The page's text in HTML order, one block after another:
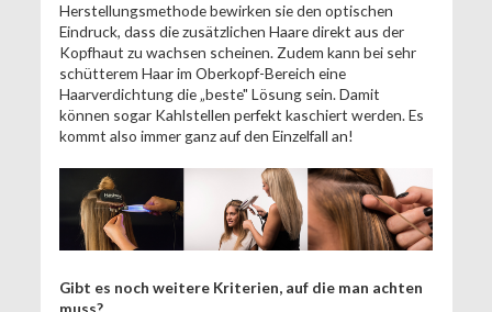
Herstellungsmethode bewirken sie den optischen
Eindruck, dass die zusätzlichen Haare direkt aus der
Kopfhaut zu wachsen scheinen. Zudem kann bei sehr
schütterem Haar im Oberkopf-Bereich eine
Haarverdichtung die „beste" Lösung sein. Damit
können sogar Kahlstellen perfekt kaschiert werden. Es
kommt also immer ganz auf den Einzelfall an!
Gibt es noch weitere Kriterien, auf die man achten
muss?